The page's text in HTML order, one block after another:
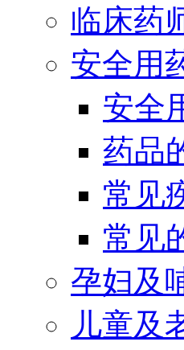
临床药
安全用
安全
药品
常见
常见
孕妇及
儿童及